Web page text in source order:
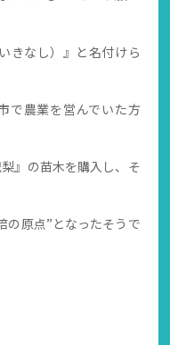
きなし）』と名付けら
で農業を営んでいた方
』の苗木を購入し、そ
の原点”となったそうで